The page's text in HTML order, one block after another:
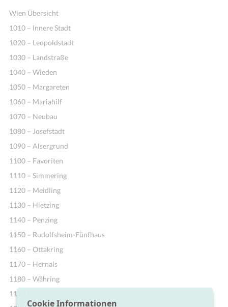
Wien Übersicht
1010 – Innere Stadt
1020 – Leopoldstadt
1030 – Landstraße
1040 – Wieden
1050 – Margareten
1060 – Mariahilf
1070 – Neubau
1080 – Josefstadt
1090 – Alsergrund
1100 – Favoriten
1110 – Simmering
1120 – Meidling
1130 – Hietzing
1140 – Penzing
1150 – Rudolfsheim-Fünfhaus
1160 – Ottakring
1170 – Hernals
1180 – Währing
1190 – Döbling
Cookie Informationen